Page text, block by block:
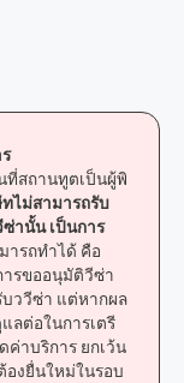
ที่สถานทูตเป็นผู้พิ
ทไม่สามารถรับ
านั้น เป็นการ
ารถทำได้ คือ
ารขออนุมัติวีซ่า
ววีซ่า แต่หากผล
ลต่อในการเตรี
ค่าบริการ ยกเว้น
งยื่นใหม่ในรอบ